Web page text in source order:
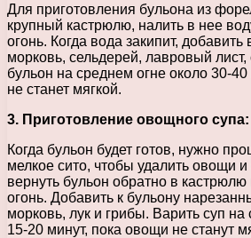
Для приготовления бульона из
крупный кастрюлю, налить в нее
огонь. Когда вода закипит,
морковь, сельдерей, лавровый
бульон на среднем огне около 30-
не станет мягкой.
3. Приготовление овощного супа:
Когда бульон будет готов, нужно
мелкое сито, чтобы удалить овощи
вернуть бульон обратно в кастрюлю
огонь. Добавить к бульону
морковь, лук и грибы. Варить суп на
15-20 минут, пока овощи не станут